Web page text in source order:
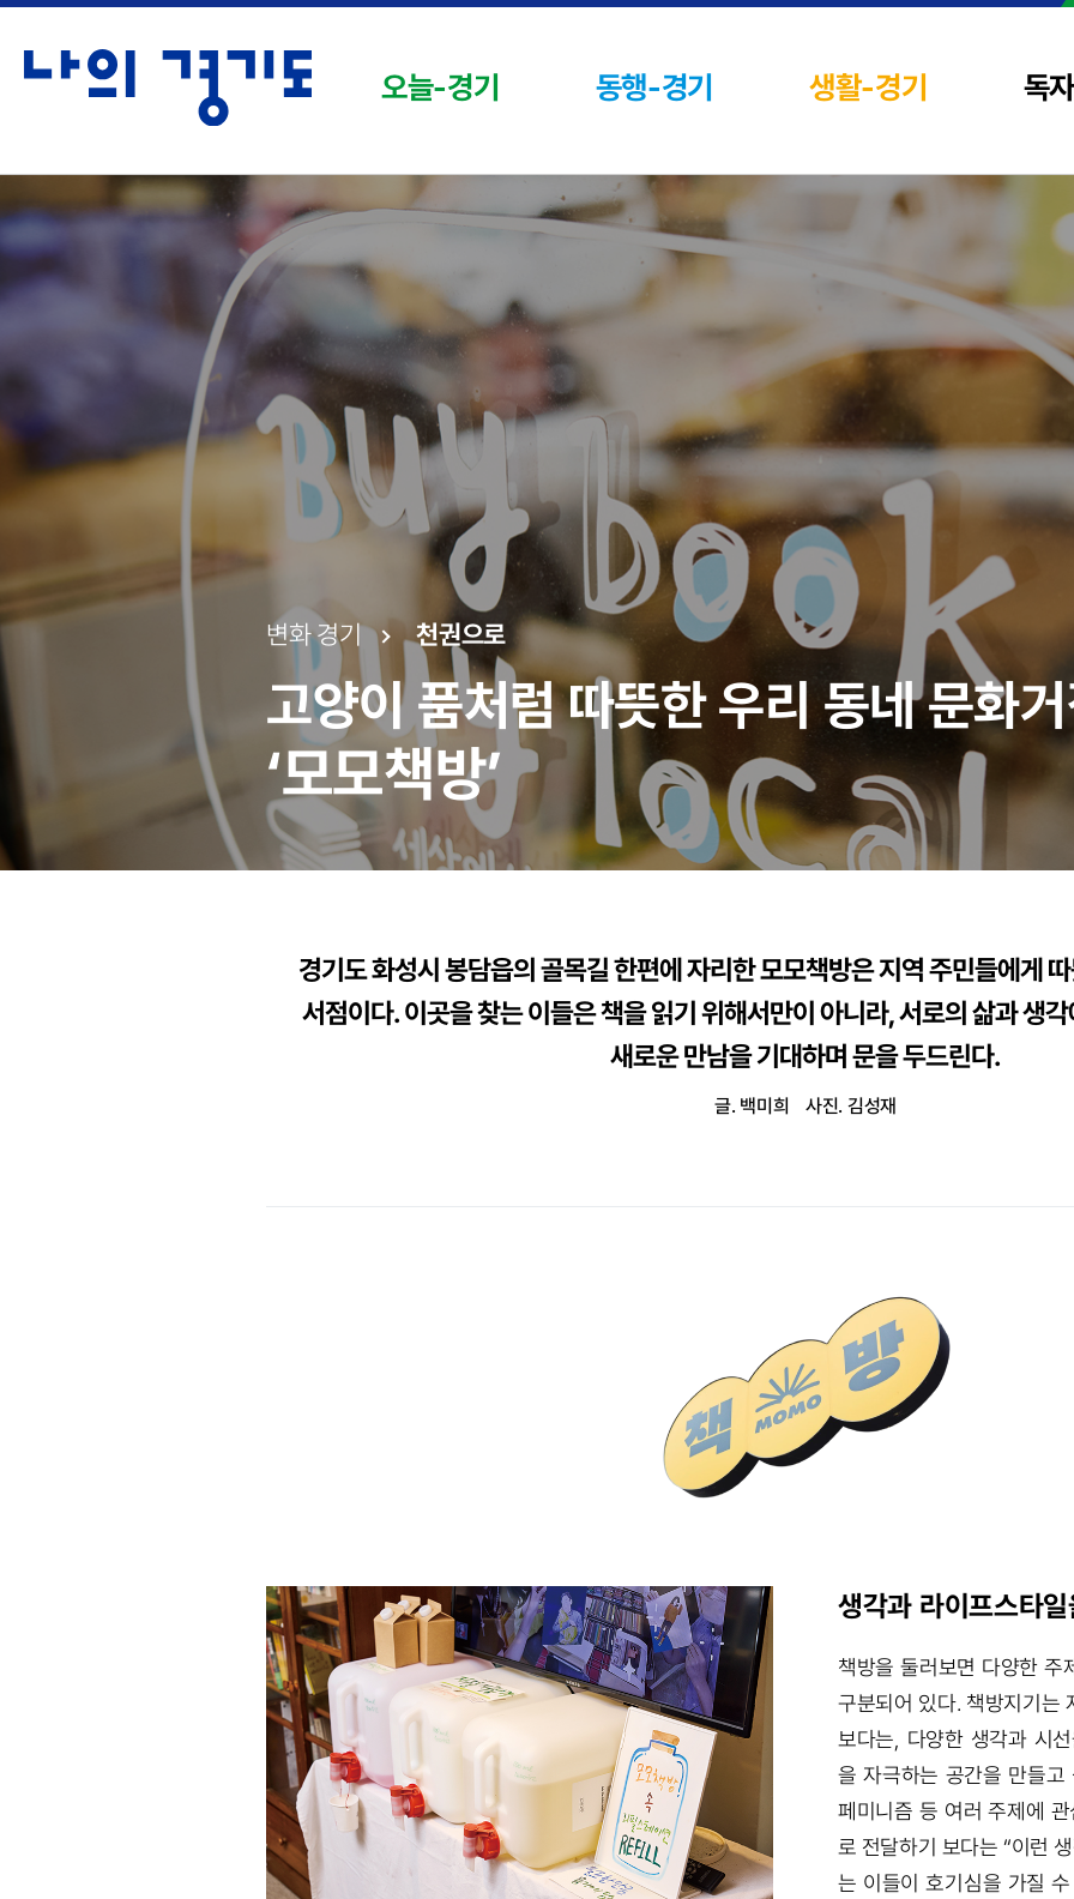
오늘-경기 동행-경기 생활-경기 독
변화 경기 천권으로
고양이 품처럼 따뜻한 우리 동네 문화
‘모모책방’
경기도 화성시 봉담읍의 골목길 한편에 자리한 모모책방은 지역 주민들에게
서점이다. 이곳을 찾는 이들은 책을 읽기 위해서만이 아니라, 서로의 삶과 생
새로운 만남을 기대하며 문을 두드린다.
글. 백미희 사진. 김성재
생각과 라이프스타
책방을 둘러보면 다양한 주
구분되어 있다. 책방지기는
보다는, 다양한 생각과 시
을 자극하는 공간을 만들고
페미니즘 등 여러 주제에
로 전달하기 보다는 “이런
는 이들이 호기심을 가질